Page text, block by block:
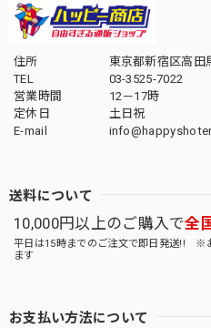
住所
東京都新宿区高田
TEL
03-3525-7022
営業時間
12－17時
定休日
土日祝
E-mail
送料について
10,000円以上のご購入で全
平日は15時までのご注文で即日発送!! ※
ます
お支払い方法について